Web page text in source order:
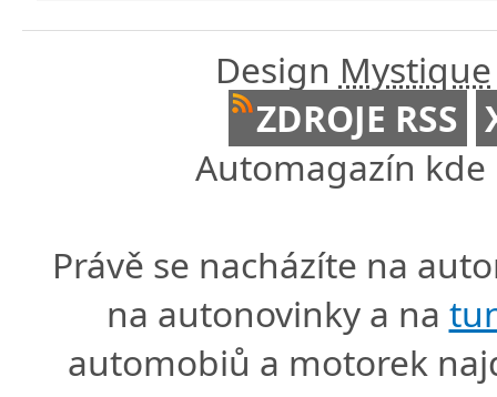
Design Mystique
ZDROJE RSS
Automagazín
Právě se nacházíte na
na autonovinky a na
automobiů a motorek